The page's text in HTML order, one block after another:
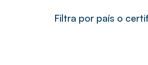
Filtra por país o